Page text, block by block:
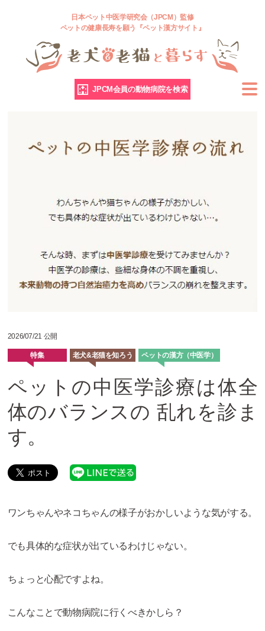
日本ペット中医学研究会（JPCM）監修
ペットの健康長寿を願う『ペット漢方サイト』
JPCM会員の動物病院を検索
2026/07/21 公開
特集 老犬&老猫を知ろう ペットの漢方（中医学）
ペットの中医学診療は体全
体のバランスの 乱れを診ま
す。
ワンちゃんやネコちゃんの様子がおかしいような気がする。
でも具体的な症状が出ているわけじゃない。
ちょっと心配ですよね。
こんなことで動物病院に行くべきかしら？